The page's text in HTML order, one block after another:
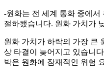
-원화는 전 세계 통화 중에서
절하됐습니다. 원화 가치가
원화 가치가 하락의 가장 큰
상 타결이 늦어지고 있습니
박은 원화에 잠재적인 위험